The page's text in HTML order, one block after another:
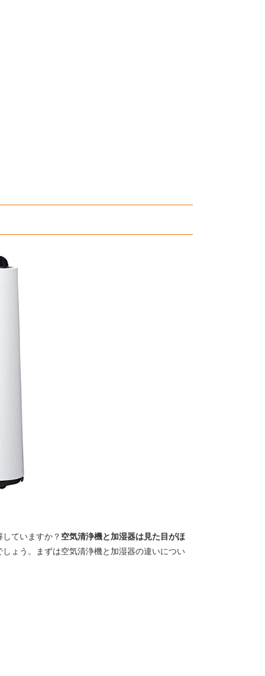
ていますか？ 空気清浄機と加湿器は見た目がほ
ょう。まずは空気清浄機と加湿器の違いについ